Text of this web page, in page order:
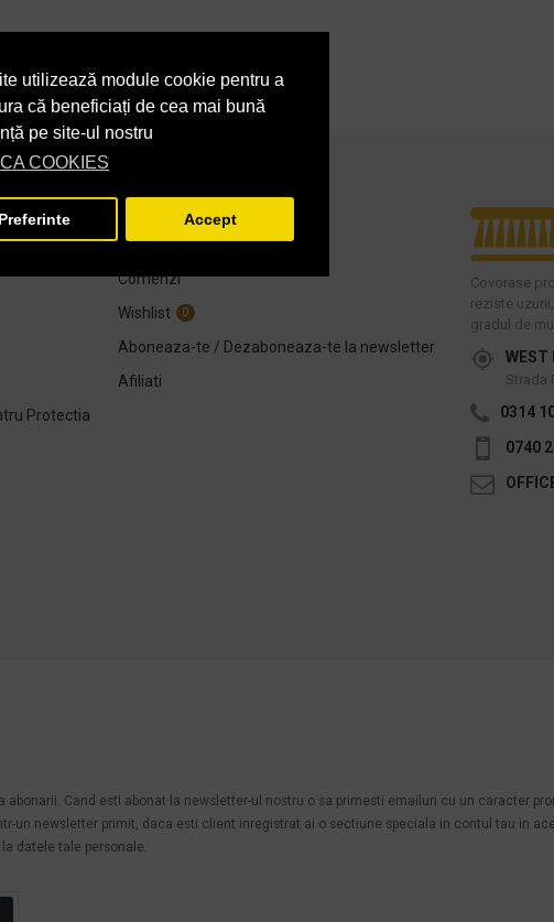
utilizează module cookie pentru a
că beneficiați de cea mai bună
pe site-ul nostru
COOKIES
Preferinte Accept
Protectia
CONTUL MEU
Contul meu
Comenzi
Wishlist
0
Aboneaza-te / Dezaboneaza-te la newsletter
Afiliati
Covorase
reziste
gradul de
WEST
Strada
0314
0740
Cand esti abonat la newsletter-ul nostru o sa primesti emailuri cu un caracter
un newsletter primit, daca esti client inregistrat ai o sectiune speciala in contul tau in
datele tale personale.